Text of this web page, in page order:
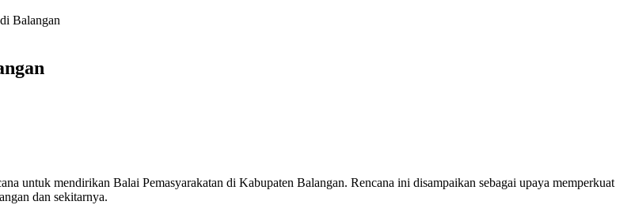
Balangan
untuk mendirikan Balai Pemasyarakatan di Kabupaten Balangan. Rencana ini disampaikan sebagai upaya memperkuat
dan sekitarnya.